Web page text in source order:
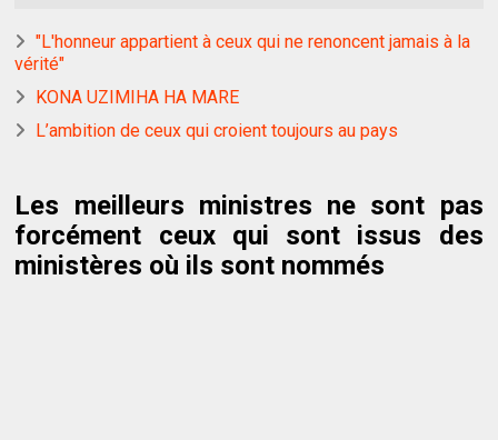
"L'honneur appartient à ceux qui ne renoncent jamais à la
vérité"
KONA UZIMIHA HA MARE
L’ambition de ceux qui croient toujours au pays
Les meilleurs ministres ne sont pas
forcément ceux qui sont issus des
ministères où ils sont nommés